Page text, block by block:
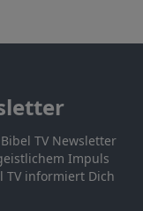
TV Newsletter
Impuls
informiert Dich